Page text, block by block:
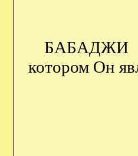
БАБАДЖИ
котором Он